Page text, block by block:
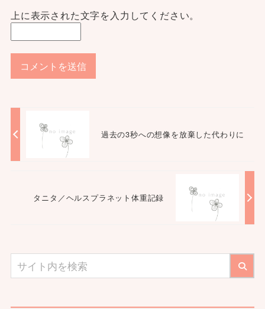
上に表示された文字を入力してください。
過去の3秒への想像を放棄した代わりに
タニタ／ヘルスプラネット体重記録